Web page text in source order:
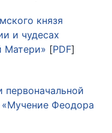
князя
и чудесах
Матери» [PDF]
«Мучение Феодора